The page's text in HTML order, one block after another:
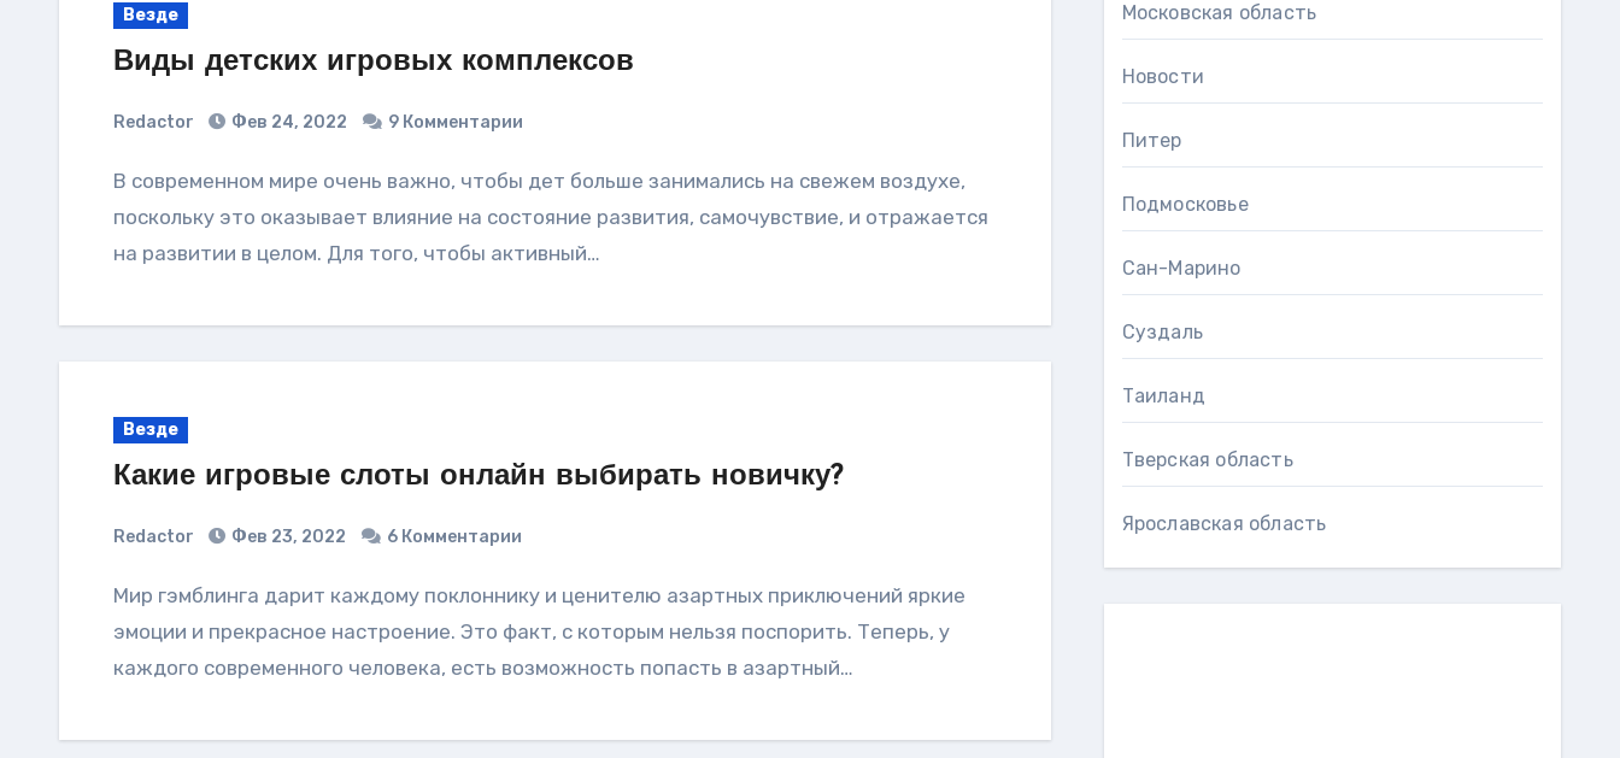
Везде
Виды детских игровых комплексов
Redactor Фев 24, 2022 9 Комментарии
В современном мире очень важно, чтобы дет больше занимались на свежем воздухе,
поскольку это оказывает влияние на состояние развития, самочувствие, и отражается
на развитии в целом. Для того, чтобы активный…
Везде
Какие игровые слоты онлайн выбирать новичку?
Redactor Фев 23, 2022 6 Комментарии
Мир гэмблинга дарит каждому поклоннику и ценителю азартных приключений яркие
эмоции и прекрасное настроение. Это факт, с которым нельзя поспорить. Теперь, у
каждого современного человека, есть возможность попасть в азартный…
Московская область
Новости
Питер
Подмосковье
Сан-Марино
Суздаль
Таиланд
Тверская область
Ярославская область